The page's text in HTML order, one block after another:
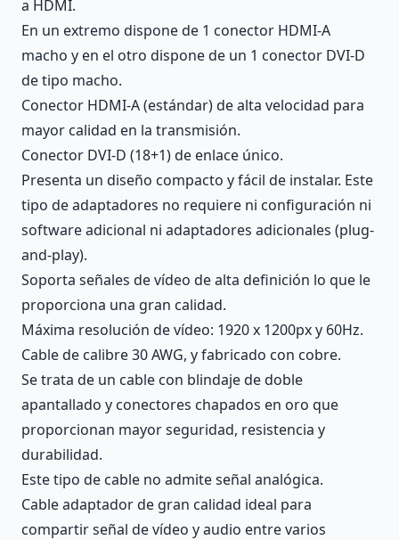
a HDMI.
En un extremo dispone de 1 conector HDMI-A
macho y en el otro dispone de un 1 conector DVI-D
de tipo macho.
Conector HDMI-A (estándar) de alta velocidad para
mayor calidad en la transmisión.
Conector DVI-D (18+1) de enlace único.
Presenta un diseño compacto y fácil de instalar. Este
tipo de adaptadores no requiere ni configuración ni
software adicional ni adaptadores adicionales (plug-
and-play).
Soporta señales de vídeo de alta definición lo que le
proporciona una gran calidad.
Máxima resolución de vídeo: 1920 x 1200px y 60Hz.
Cable de calibre 30 AWG, y fabricado con cobre.
Se trata de un cable con blindaje de doble
apantallado y conectores chapados en oro que
proporcionan mayor seguridad, resistencia y
durabilidad.
Este tipo de cable no admite señal analógica.
Cable adaptador de gran calidad ideal para
compartir señal de vídeo y audio entre varios